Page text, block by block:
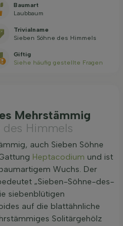
Baumart
Laubbaum
Trivialname
Sieben Söhne des Himmels
Giftig
Siehe häufig gestellte Fragen
Mehrstämmig
des Himmels
auch Sieben Söhne
Heptacodium und ist
Wuchs. Der
„Sieben-Söhne-des-
siebenblütigen
auf die blattähnliche
Solitärgehölz